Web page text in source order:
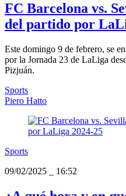
FC Barcelona vs.
del partido por
Este domingo 9 de febrero, se
por la Jornada 23 de LaLiga
Pizjuán.
Sports
Piero Hatto
Sports
09/02/2025
16:52